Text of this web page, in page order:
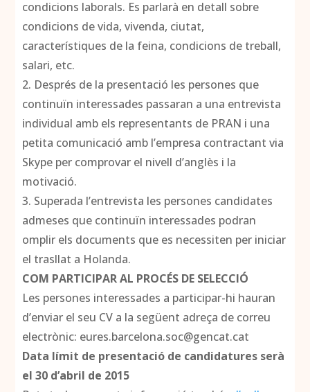
condicions laborals. Es parlarà en detall sobre
condicions de vida, vivenda, ciutat,
característiques de la feina, condicions de treball,
salari, etc.
2. Després de la presentació les persones que
continuïn interessades passaran a una entrevista
individual amb els representants de PRAN i una
petita comunicació amb l’empresa contractant via
Skype per comprovar el nivell d’anglès i la
motivació.
3. Superada l’entrevista les persones candidates
admeses que continuïn interessades podran
omplir els documents que es necessiten per iniciar
el trasllat a Holanda.
COM PARTICIPAR AL PROCÉS DE SELECCIÓ
Les persones interessades a participar-hi hauran
d’enviar el seu CV a la següent adreça de correu
electrònic: eures.barcelona.soc@gencat.cat
Data límit de presentació de candidatures serà
el 30 d’abril de 2015